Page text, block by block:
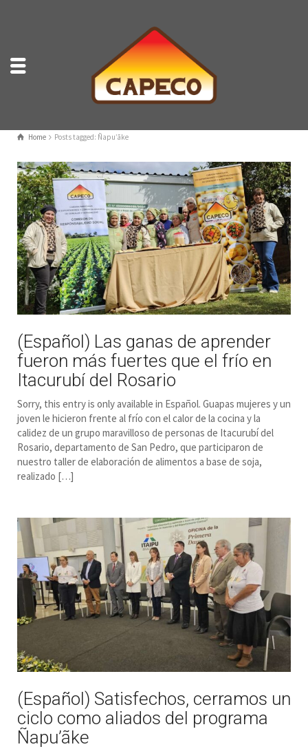
Home Posts tagged: Ñapu’ãke
(Español) Las ganas de aprender
fueron más fuertes que el frío en
Itacurubí del Rosario
Sorry, this entry is only available in Español. Guapas mujeres y un
joven le hicieron frente al frío con el calor de la cocina y la
calidez de un grupo maravilloso de personas de Itacurubí del
Rosario, departamento de San Pedro, que participaron de
nuestro taller de elaboración de alimentos a base de soja,
realizado […]
(Español) Satisfechos, cerramos un
ciclo como aliados del programa
Ñapu’ãke